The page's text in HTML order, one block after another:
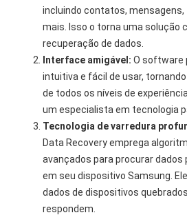
incluindo contatos,
mais. Isso o torna uma solução
recuperação de dados.
Interface amigável: O software
intuitiva e fácil de usar,
de todos os níveis de
um especialista em tecnologia
Tecnologia de varredura
Data Recovery emprega
avançados para procurar dados
em seu dispositivo Samsung.
dados de dispositivos
respondem.